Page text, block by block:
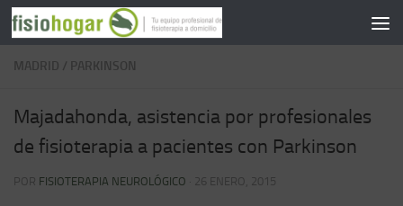
Saltar al contenido
MADRID / PARKINSON
Majadahonda, asistencia por profesionales
de fisioterapia a pacientes con Parkinson
POR FISIOTERAPIA NEUROLÓGICO · 26 ENERO, 2015